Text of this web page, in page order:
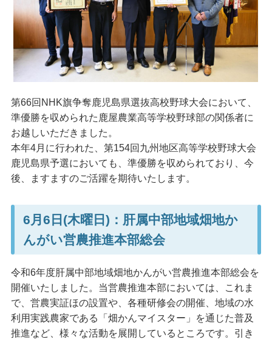
第66回NHK旗争奪鹿児島県選抜高校野球大会において、
準優勝を収められた鹿屋農業高等学校野球部の関係者に
お越しいただきました。
本年4月に行われた、第154回九州地区高等学校野球大会
鹿児島県予選においても、準優勝を収められており、今
後、ますますのご活躍を期待いたします。
6月6日(木曜日)：肝属中部地域畑地か
んがい営農推進本部総会
令和6年度肝属中部地域畑地かんがい営農推進本部総会を
開催いたしました。当営農推進本部においては、これま
で、営農実証ほの設置や、各種研修会の開催、地域の水
利用実践農家である「畑かんマイスター」を通じた普及
推進など、様々な活動を展開しているところです。引き